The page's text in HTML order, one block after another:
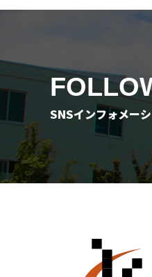
SNSインフォメー